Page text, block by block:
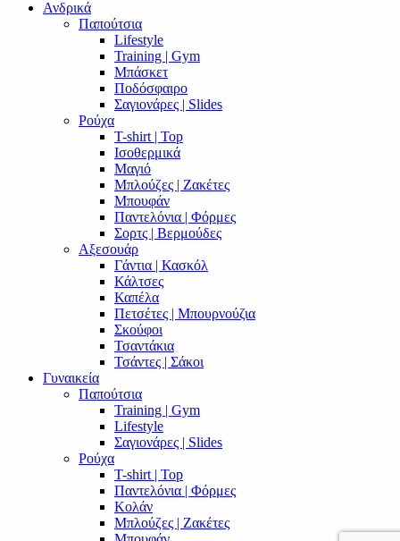
Ανδρικά
Παπούτσια
Lifestyle
Training | Gym
Μπάσκετ
Ποδόσφαιρο
Σαγιονάρες | Slides
Ρούχα
T-shirt | Top
Ισοθερμικά
Μαγιό
Μπλούζες | Ζακέτες
Μπουφάν
Παντελόνια | Φόρμες
Σορτς | Βερμούδες
Αξεσουάρ
Γάντια | Κασκόλ
Κάλτσες
Καπέλα
Πετσέτες | Μπουρνούζια
Σκούφοι
Τσαντάκια
Τσάντες | Σάκοι
Γυναικεία
Παπούτσια
Training | Gym
Lifestyle
Σαγιονάρες | Slides
Ρούχα
T-shirt | Top
Παντελόνια | Φόρμες
Κολάν
Μπλούζες | Ζακέτες